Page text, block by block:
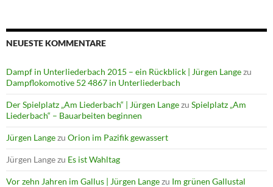
NEUESTE KOMMENTARE
Dampf in Unterliederbach 2015 – ein Rückblick | Jürgen Langezu
Dampflokomotive 52 4867 in Unterliederbach
Der Spielplatz „Am Liederbach“ | Jürgen Langezu Spielplatz „Am
Liederbach“ – Bauarbeiten beginnen
Jürgen Langezu Orion im Pazifik gewassert
Jürgen Langezu Es ist Wahltag
Vor zehn Jahren im Gallus | Jürgen Langezu Im grünen Gallustal